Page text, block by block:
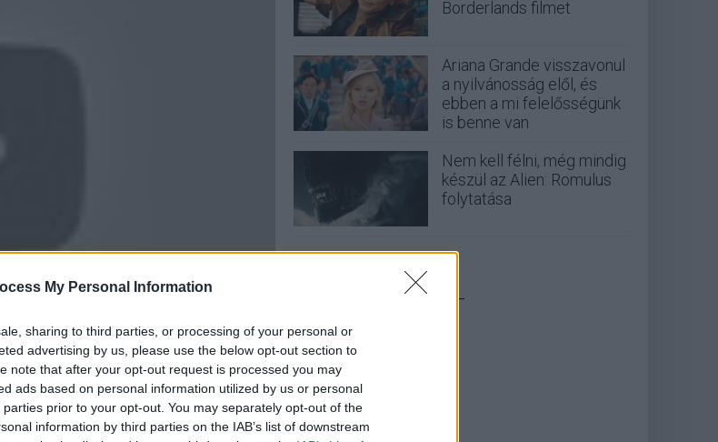
My Personal Information
sharing to third parties, or processing of your personal or
advertising by us, please use the below opt-out section to
note that after your opt-out request is processed you may
ads based on personal information utilized by us or personal
prior to your opt-out. You may separately opt-out of the
information by third parties on the IAB’s list of downstream
Borderlands filmet
Ariana Grande visszavonul
a nyilvánosság elől, és
ebben a mi felelősségünk
is benne van
Nem kell félni, még mindig
készül az Alien: Romulus
folytatása